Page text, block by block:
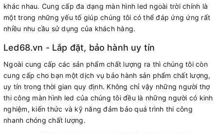
khác nhau. Cung cấp đa dạng màn hình led ngoài trời chính là
một trong những yếu tố giúp chúng tôi có thể đáp ứng ứng rất
nhiều nhu cầu sử dụng của khách hàng.
Led68.vn - Lắp đặt, bảo hành uy tín
Ngoài cung cấp các sản phẩm chất lượng ra thì chúng tôi còn
cung cấp cho bạn một dịch vụ bảo hành sản phẩm chất lượng,
uy tín trong thời gian quy định. Không chỉ vậy những người thợ
thi công màn hình led của chúng tôi đều là những người có kinh
nghiệm, kiến thức và kỹ năng đảm bảo quá trình thi công
nhanh chóng chất lượng.